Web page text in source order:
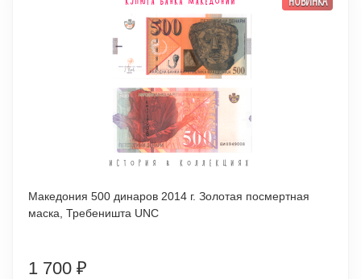
Македония 500 динаров 2014 г. Золотая посмертная
маска, Требеништа UNC
1 700 ₽